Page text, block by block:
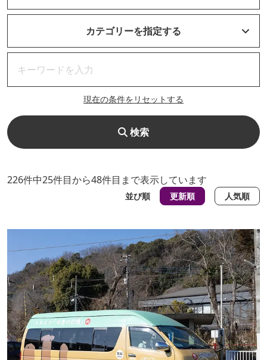
カテゴリーを指定する
現在の条件をリセットする
検索
226件中25件目から48件目まで表示しています
並び順 更新順 人気順